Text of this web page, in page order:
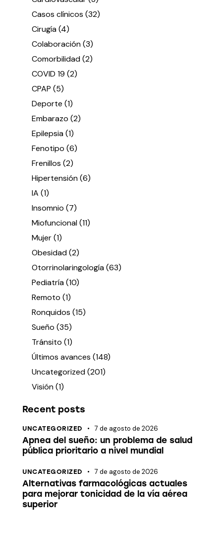
Casos clínicos (32)
Cirugía(4)
Colaboración(3)
Comorbilidad(2)
COVID 19 (2)
CPAP (5)
Deporte (1)
Embarazo (2)
Epilepsia(1)
Fenotipo (6)
Frenillos (2)
Hipertensión(6)
IA (1)
Insomnio (7)
Miofuncional(11)
Mujer(1)
Obesidad(2)
Otorrinolaringología(63)
Pediatría(10)
Remoto (1)
Ronquidos (15)
Sueño (35)
Tránsito (1)
Últimos avances (148)
Uncategorized(201)
Visión(1)
Recent posts
UNCATEGORIZED 7 de agosto de 2026
Apnea del sueño: un problema de salud
pública prioritario a nivel mundial
UNCATEGORIZED 7 de agosto de 2026
Alternativas farmacológicas actuales
para mejorar tonicidad de la vía aérea
superior